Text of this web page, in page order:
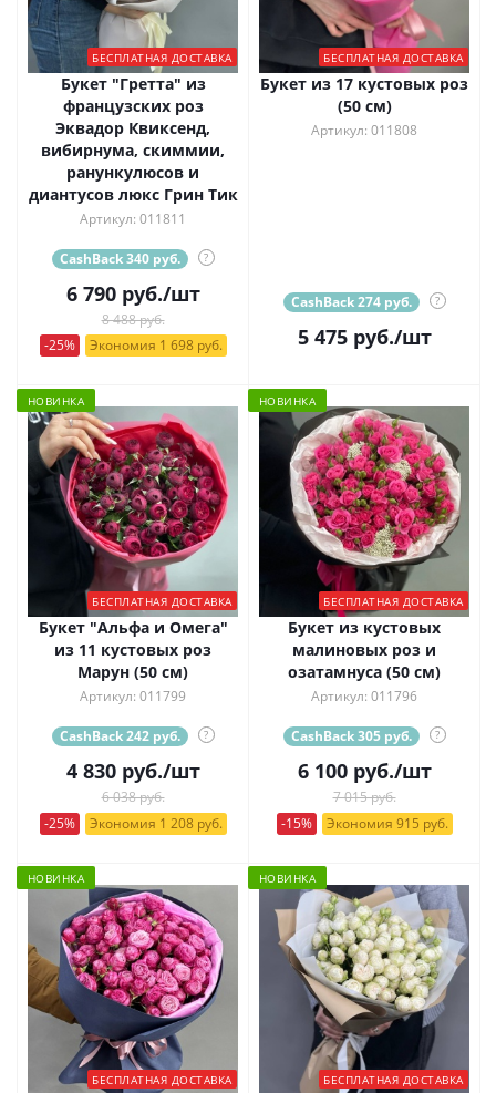
БЕСПЛАТНАЯ ДОСТАВКА
Букет "Гретта" из
французских роз
Эквадор Квиксенд,
вибирнума, скиммии,
ранункулюсов и
диантусов люкс Грин Тик
Артикул: 011811
CashBack 340 руб. ?
6 790руб./шт
8 488 руб.
-25%
Экономия 1 698 руб.
БЕСПЛАТНАЯ ДОСТАВКА
Букет из 17 кустовых роз
(50 см)
Артикул: 011808
CashBack 274 руб. ?
5 475руб./шт
НОВИНКА
БЕСПЛАТНАЯ ДОСТАВКА
Букет "Альфа и Омега"
из 11 кустовых роз
Марун (50 см)
Артикул: 011799
CashBack 242 руб. ?
4 830руб./шт
6 038 руб.
-25%
Экономия 1 208 руб.
НОВИНКА
БЕСПЛАТНАЯ ДОСТАВКА
Букет из кустовых
малиновых роз и
озатамнуса (50 см)
Артикул: 011796
CashBack 305 руб. ?
6 100руб./шт
7 015 руб.
-15%
Экономия 915 руб.
НОВИНКА
БЕСПЛАТНАЯ ДОСТАВКА
НОВИНКА
БЕСПЛАТНАЯ ДОСТАВКА